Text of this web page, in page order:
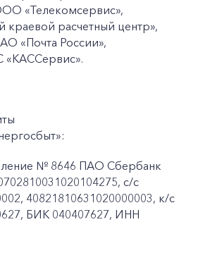
«Телекомсервис»,
расчетный центр»,
«Почта России»,
«КАССервис».
№ 8646 ПАО Сбербанк
с/с
40821810631020000003, к/c
БИК 040407627, ИНН